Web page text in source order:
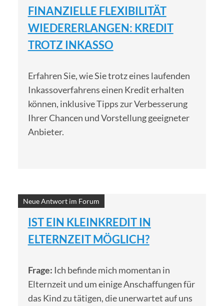
FINANZIELLE FLEXIBILITÄT
WIEDERERLANGEN: KREDIT
TROTZ INKASSO
Erfahren Sie, wie Sie trotz eines laufenden
Inkassoverfahrens einen Kredit erhalten
können, inklusive Tipps zur Verbesserung
Ihrer Chancen und Vorstellung geeigneter
Anbieter.
Neue Antwort im Forum
IST EIN KLEINKREDIT IN
ELTERNZEIT MÖGLICH?
Frage: Ich befinde mich momentan in
Elternzeit und um einige Anschaffungen für
das Kind zu tätigen, die unerwartet auf uns